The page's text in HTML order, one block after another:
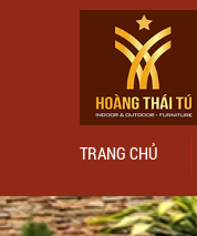
TRANG CHỦ